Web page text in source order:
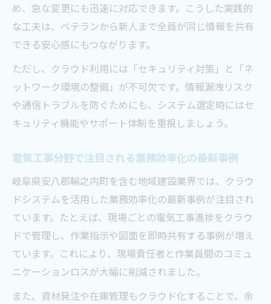
め、急な変更にも迅速に対応できます。こうした実践的
な工夫は、ベテランから新人まで全員が同じ情報を共有
できる安心感にもつながります。
ただし、クラウド利用には「セキュリティ対策」と「ネ
ットワーク環境の整備」が不可欠です。情報漏洩リスク
や通信トラブルを防ぐためにも、システム選定時にはセ
キュリティ機能やサポート体制を重視しましょう。
電気工事分野で注目される業務効率化の最新事例
岐阜県安八郡輪之内町を含む地域建設業界では、クラウ
ドシステムを活用した業務効率化の最新事例が注目され
ています。たとえば、現場ごとの電気工事進捗をクラウ
ドで管理し、作業指示や図面を即時共有する事例が増え
ています。これにより、現場責任者と作業員間のコミュ
ニケーションロスが大幅に削減されました。
また、資材発注や在庫管理もクラウド化することで、余